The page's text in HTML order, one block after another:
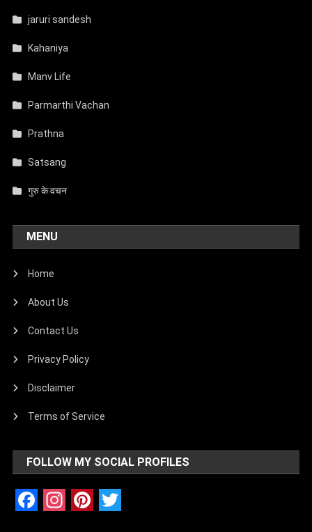
jaruri sandesh
Kahaniya
Manv Life
Parmarthi Vachan
Prathna
Satsang
गुरु के वचन
MENU
Home
About Us
Contact Us
Privacy Policy
Disclaimer
Terms of Service
FOLLOW MY SOCIAL PROFILES